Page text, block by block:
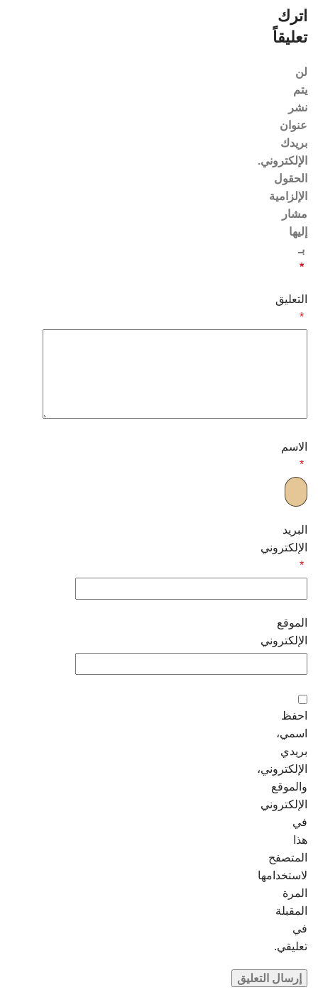
اترك
تعليقاً
لن
يتم
نشر
عنوان
بريدك
الإلكتروني.
الحقول
الإلزامية
مشار
إليها
بـ
*
التعليق
*
الاسم
*
البريد
الإلكتروني
*
الموقع
الإلكتروني
احفظ
اسمي،
بريدي
الإلكتروني،
والموقع
الإلكتروني
في
هذا
المتصفح
لاستخدامها
المرة
المقبلة
في
تعليقي.